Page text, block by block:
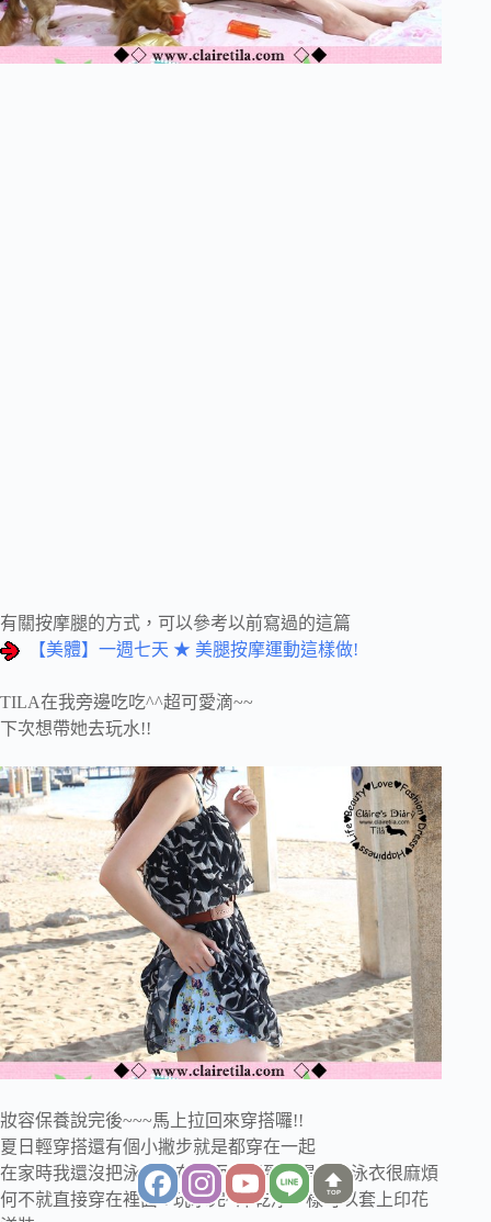
有關按摩腿的方式，可以參考以前寫過的這篇
【美體】一週七天 ★ 美腿按摩運動這樣做!
TILA在我旁邊吃吃^^超可愛滴~~
下次想帶她去玩水!!
妝容保養說完後~~~馬上拉回來穿搭囉!!
夏日輕穿搭還有個小撇步就是都穿在一起
在家時我還沒把泳衣穿在裡面，想到多提一袋泳衣很麻煩
何不就直接穿在裡面!! 玩水完~沖乾淨一樣可以套上印花
TOP